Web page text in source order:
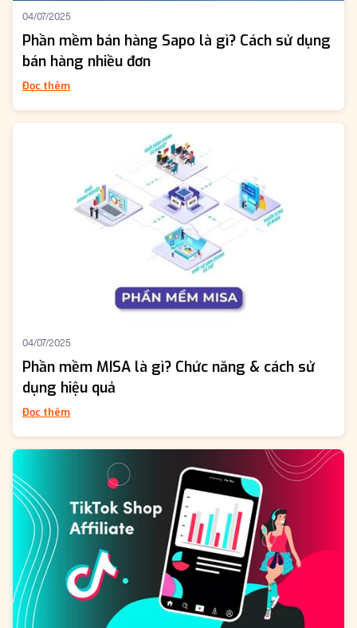
04/07/2025
Phần mềm bán hàng Sapo là gì? Cách sử dụng
bán hàng nhiều đơn
Đọc thêm
04/07/2025
Phần mềm MISA là gì? Chức năng & cách sử
dụng hiệu quả
Đọc thêm